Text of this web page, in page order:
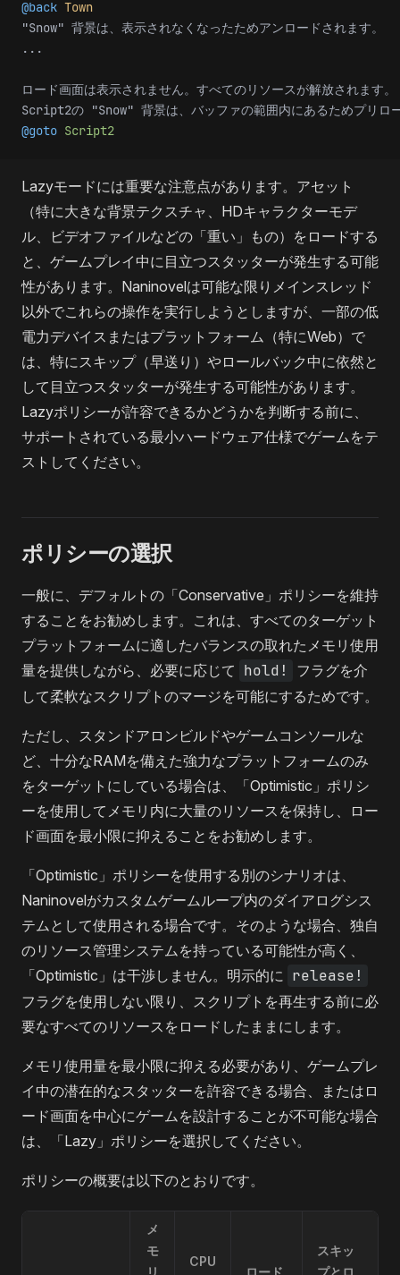
@back Town
"Snow" 背景は、表示されなくなったためアンロードされます。
...
ロード画面は表示されません。すべてのリソースが解放されます。
Script2の "Snow" 背景は、バッファの範囲内にあるためプリロ
@goto Script2
Lazyモードには重要な注意点があります。アセット
（特に大きな背景テクスチャ、HDキャラクターモデ
ル、ビデオファイルなどの「重い」もの）をロードする
と、ゲームプレイ中に目立つスタッターが発生する可能
性があります。Naninovelは可能な限りメインスレッド
以外でこれらの操作を実行しようとしますが、一部の低
電力デバイスまたはプラットフォーム（特にWeb）で
は、特にスキップ（早送り）やロールバック中に依然と
して目立つスタッターが発生する可能性があります。
Lazyポリシーが許容できるかどうかを判断する前に、
サポートされている最小ハードウェア仕様でゲームをテ
ストしてください。
ポリシーの選択
一般に、デフォルトの「Conservative」ポリシーを維持
することをお勧めします。これは、すべてのターゲット
プラットフォームに適したバランスの取れたメモリ使用
量を提供しながら、必要に応じて hold!
フラグを介
して柔軟なスクリプトのマージを可能にするためです。
ただし、スタンドアロンビルドやゲームコンソールな
ど、十分なRAMを備えた強力なプラットフォームのみ
をターゲットにしている場合は、「Optimistic」ポリシ
ーを使用してメモリ内に大量のリソースを保持し、ロー
ド画面を最小限に抑えることをお勧めします。
「Optimistic」ポリシーを使用する別のシナリオは、
Naninovelがカスタムゲームループ内のダイアログシス
テムとして使用される場合です。そのような場合、独自
のリソース管理システムを持っている可能性が高く、
「Optimistic」は干渉しません。明示的に release!
フラグを使用しない限り、スクリプトを再生する前に必
要なすべてのリソースをロードしたままにします。
メモリ使用量を最小限に抑える必要があり、ゲームプレ
イ中の潜在的なスタッターを許容できる場合、またはロ
ード画面を中心にゲームを設計することが不可能な場合
は、「Lazy」ポリシーを選択してください。
ポリシーの概要は以下のとおりです。
メ
モ
リ
CPU
ロード
スキッ
プとロ